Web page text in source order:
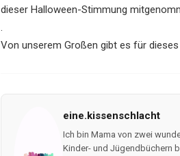
dieser Halloween-Stimmung
.
Von unserem Großen gibt es für
eine.kissenschlacht
Ich bin Mama von zwei
Kinder- und Jügendbüchern